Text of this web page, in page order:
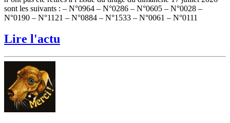
sont les suivants : – N°0964 – N°0286 – N°0605 – N°0028 –
N°0190 – N°1121 – N°0884 – N°1533 – N°0061 – N°0111
Lire l'actu